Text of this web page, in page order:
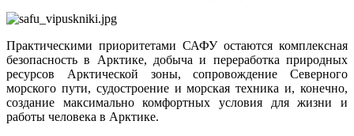
Практическими приоритетами САФУ остаются комплексная
безопасность в Арктике, добыча и переработка природных
ресурсов Арктической зоны, сопровождение Северного
морского пути, судостроение и морская техника и, конечно,
создание максимально комфортных условия для жизни и
работы человека в Арктике.